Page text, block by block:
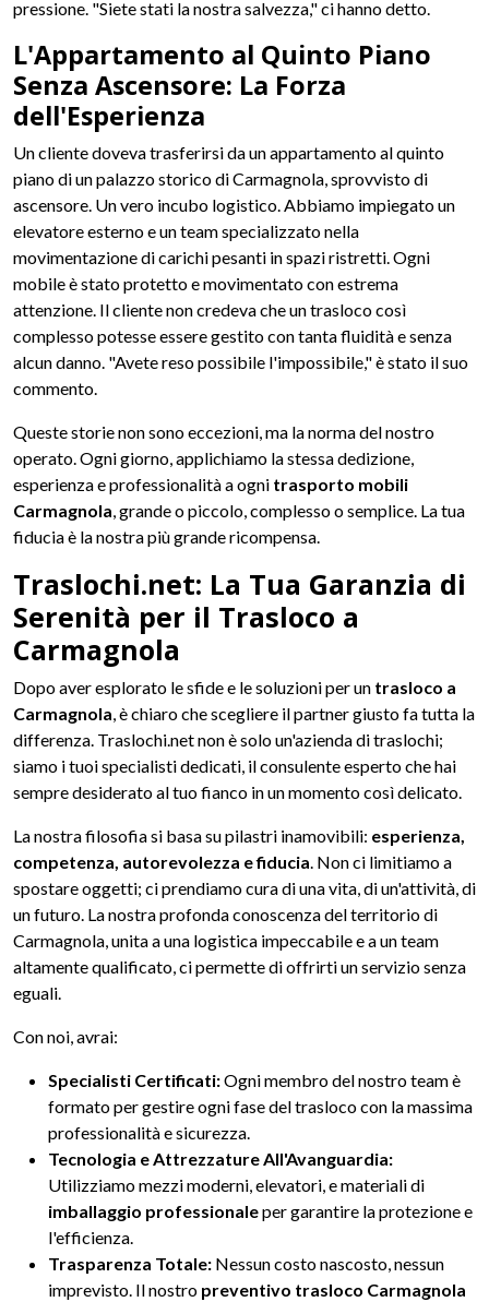
pressione. "Siete stati la nostra salvezza," ci hanno detto.
L'Appartamento al Quinto Piano
Senza Ascensore: La Forza
dell'Esperienza
Un cliente doveva trasferirsi da un appartamento al quinto
piano di un palazzo storico di Carmagnola, sprovvisto di
ascensore. Un vero incubo logistico. Abbiamo impiegato un
elevatore esterno e un team specializzato nella
movimentazione di carichi pesanti in spazi ristretti. Ogni
mobile è stato protetto e movimentato con estrema
attenzione. Il cliente non credeva che un trasloco così
complesso potesse essere gestito con tanta fluidità e senza
alcun danno. "Avete reso possibile l'impossibile," è stato il suo
commento.
Queste storie non sono eccezioni, ma la norma del nostro
operato. Ogni giorno, applichiamo la stessa dedizione,
esperienza e professionalità a ogni trasporto mobili
Carmagnola, grande o piccolo, complesso o semplice. La tua
fiducia è la nostra più grande ricompensa.
Traslochi.net: La Tua Garanzia di
Serenità per il Trasloco a
Carmagnola
Dopo aver esplorato le sfide e le soluzioni per un trasloco a
Carmagnola, è chiaro che scegliere il partner giusto fa tutta la
differenza. Traslochi.net non è solo un'azienda di traslochi;
siamo i tuoi specialisti dedicati, il consulente esperto che hai
sempre desiderato al tuo fianco in un momento così delicato.
La nostra filosofia si basa su pilastri inamovibili: esperienza,
competenza, autorevolezza e fiducia. Non ci limitiamo a
spostare oggetti; ci prendiamo cura di una vita, di un'attività, di
un futuro. La nostra profonda conoscenza del territorio di
Carmagnola, unita a una logistica impeccabile e a un team
altamente qualificato, ci permette di offrirti un servizio senza
eguali.
Con noi, avrai:
Specialisti Certificati:Ogni membro del nostro team è
formato per gestire ogni fase del trasloco con la massima
professionalità e sicurezza.
Tecnologia e Attrezzature All'Avanguardia:
Utilizziamo mezzi moderni, elevatori, e materiali di
imballaggio professionaleper garantire la protezione e
l'efficienza.
Trasparenza Totale: Nessun costo nascosto, nessun
imprevisto. Il nostro preventivo trasloco Carmagnola